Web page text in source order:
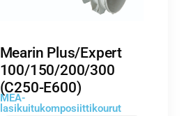
Mearin Plus/Expert
100/150/200/300
(C250-E600)
MEA-
lasikuitukomposiittikourut